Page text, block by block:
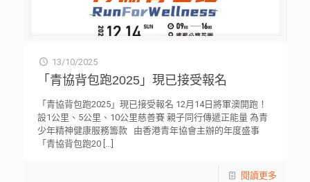
13/10/2025
「青協背包跑2025」現已接受報名
「青協背包跑2025」現已接受報名 12月14日將軍澳開跑！
設1公里、5公里、10公里慈善賽 親子同行傳遞正能量 為青
少年精神健康服務籌款 由香港青年協會主辦的年度盛事
「青協背包跑20[…]
閱讀更多